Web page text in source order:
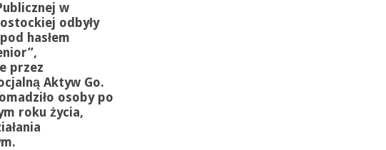
w
odbyły
hasłem
,
przez
Aktyw Go.
osoby po
roku życia,